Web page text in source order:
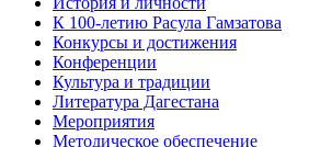
К 100-летию Расула Гамзатова
Конкурсы и достижения
Конференции
Культура и традиции
Литература Дагестана
Мероприятия
Методическое обеспечение